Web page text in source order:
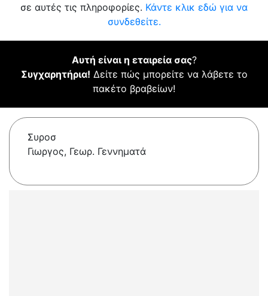
σε αυτές τις πληροφορίες. Κάντε κλικ εδώ για να
συνδεθείτε.
Αυτή είναι η εταιρεία σας?
Συγχαρητήρια! Δείτε πώς μπορείτε να λάβετε το
πακέτο βραβείων!
Συροσ
Γιωργος, Γεωρ. Γεννηματά